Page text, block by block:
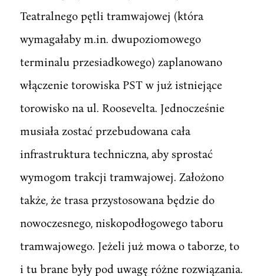
Teatralnego pętli tramwajowej (która
wymagałaby m.in. dwupoziomowego
terminalu przesiadkowego) zaplanowano
włączenie torowiska PST w już istniejące
torowisko na ul. Roosevelta. Jednocześnie
musiała zostać przebudowana cała
infrastruktura techniczna, aby sprostać
wymogom trakcji tramwajowej. Założono
także, że trasa przystosowana będzie do
nowoczesnego, niskopodłogowego taboru
tramwajowego. Jeżeli już mowa o taborze, to
i tu brane były pod uwagę różne rozwiązania.